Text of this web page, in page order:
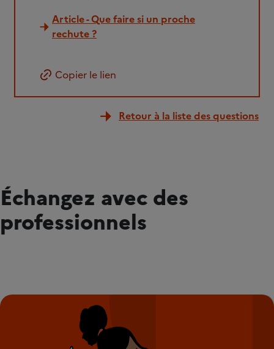
Article - Que faire si un proche
rechute ?
Copier le lien
Retour à la liste des questions
Échangez avec des
professionnels